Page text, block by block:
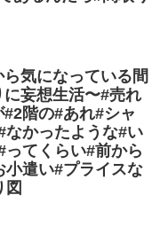
気になっている間
妄想生活〜#売れ
階の#あれ#シャ
なかったような#い
てくらい#前から
小遣い#プライスな
図